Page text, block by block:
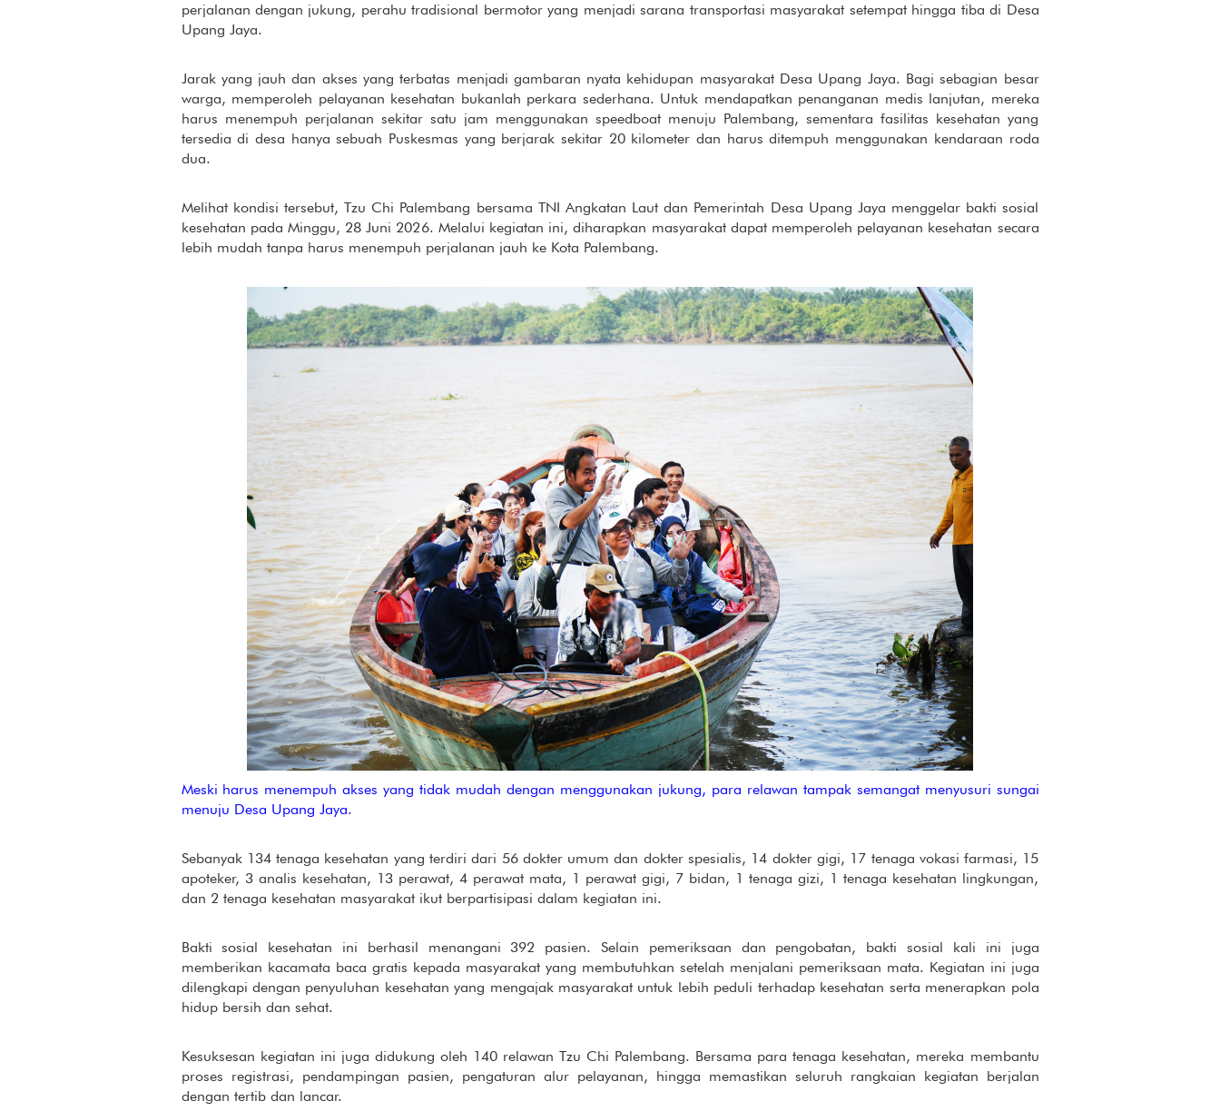
perjalanan dengan jukung, perahu tradisional bermotor yang menjadi sarana transportasi masyarakat setempat hingga tiba di Desa
Upang Jaya.
Jarak yang jauh dan akses yang terbatas menjadi gambaran nyata kehidupan masyarakat Desa Upang Jaya. Bagi sebagian besar
warga, memperoleh pelayanan kesehatan bukanlah perkara sederhana. Untuk mendapatkan penanganan medis lanjutan, mereka
harus menempuh perjalanan sekitar satu jam menggunakan speedboat menuju Palembang, sementara fasilitas kesehatan yang
tersedia di desa hanya sebuah Puskesmas yang berjarak sekitar 20 kilometer dan harus ditempuh menggunakan kendaraan roda
dua.
Melihat kondisi tersebut, Tzu Chi Palembang bersama TNI Angkatan Laut dan Pemerintah Desa Upang Jaya menggelar bakti sosial
kesehatan pada Minggu, 28 Juni 2026. Melalui kegiatan ini, diharapkan masyarakat dapat memperoleh pelayanan kesehatan secara
lebih mudah tanpa harus menempuh perjalanan jauh ke Kota Palembang.
Meski harus menempuh akses yang tidak mudah dengan menggunakan jukung, para relawan tampak semangat menyusuri sungai
menuju Desa Upang Jaya.
Sebanyak 134 tenaga kesehatan yang terdiri dari 56 dokter umum dan dokter spesialis, 14 dokter gigi, 17 tenaga vokasi farmasi, 15
apoteker, 3 analis kesehatan, 13 perawat, 4 perawat mata, 1 perawat gigi, 7 bidan, 1 tenaga gizi, 1 tenaga kesehatan lingkungan,
dan 2 tenaga kesehatan masyarakat ikut berpartisipasi dalam kegiatan ini.
Bakti sosial kesehatan ini berhasil menangani 392 pasien. Selain pemeriksaan dan pengobatan, bakti sosial kali ini juga
memberikan kacamata baca gratis kepada masyarakat yang membutuhkan setelah menjalani pemeriksaan mata. Kegiatan ini juga
dilengkapi dengan penyuluhan kesehatan yang mengajak masyarakat untuk lebih peduli terhadap kesehatan serta menerapkan pola
hidup bersih dan sehat.
Kesuksesan kegiatan ini juga didukung oleh 140 relawan Tzu Chi Palembang. Bersama para tenaga kesehatan, mereka membantu
proses registrasi, pendampingan pasien, pengaturan alur pelayanan, hingga memastikan seluruh rangkaian kegiatan berjalan
dengan tertib dan lancar.